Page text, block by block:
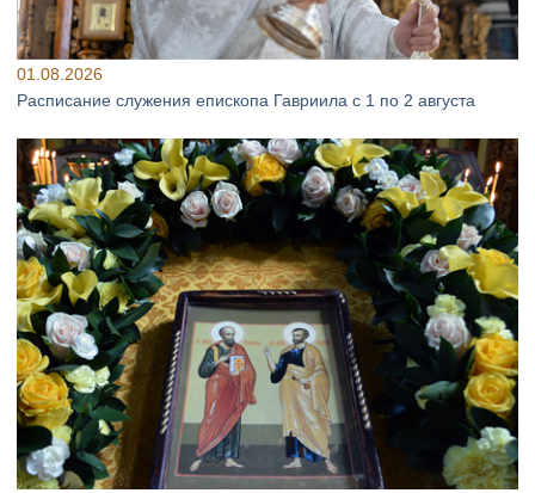
01.08.2026
Расписание служения епископа Гавриила с 1 по 2 августа